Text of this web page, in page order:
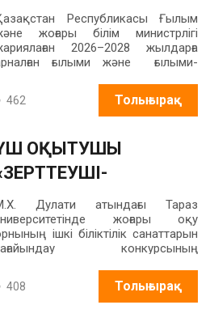
БОЛДЫ!Республикасы Ғылым
жоғары білім министрлігі
2026–2028 жылдарға
ғылыми және ғылыми-
конкурсының
бойынша
М.Х.Дулати атындағы Тараз
жобасы жеңімпаз деп
танылды.
462 Толығырақ
ОҚЫТУШЫ
АТАНДЫ
Дулати атындағы Тараз
жоғары оқу
ішкі біліктілік санаттарын
конкурсының
арнайы комиссиясы
ғылыми-зерттеу
қызметін, ғылыми
408 Толығырақ